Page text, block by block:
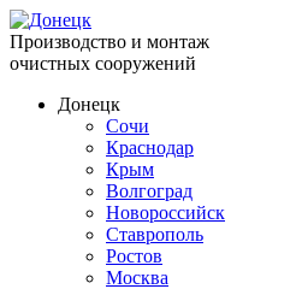
Производство и монтаж
очистных сооружений
Донецк
Сочи
Краснодар
Крым
Волгоград
Новороссийск
Ставрополь
Ростов
Москва